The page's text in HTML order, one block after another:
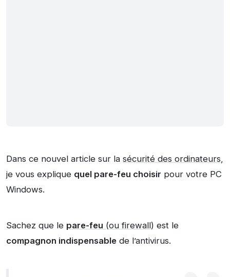
Dans ce nouvel article sur la sécurité des ordinateurs,
je vous explique quel pare-feu choisir pour votre PC
Windows.
Sachez que le pare-feu (ou firewall) est le
compagnon indispensable de l’antivirus.